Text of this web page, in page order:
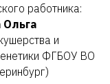
работника:
Ольга
и
ФГБОУ ВО